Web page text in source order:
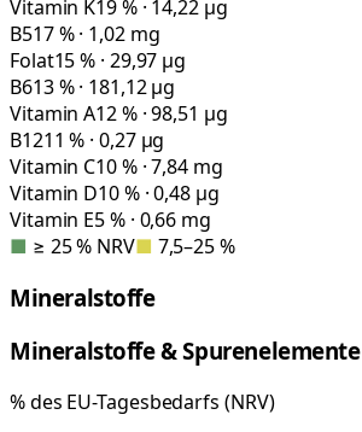
Vitamin K19 % · 14,22 µg
B517 % · 1,02 mg
Folat15 % · 29,97 µg
B613 % · 181,12 µg
Vitamin A12 % · 98,51 µg
B1211 % · 0,27 µg
Vitamin C10 % · 7,84 mg
Vitamin D10 % · 0,48 µg
Vitamin E5 % · 0,66 mg
■ ≥ 25 % NRV■ 7,5–25 %
Mineralstoffe
Mineralstoffe & Spurenelemente
% des EU-Tagesbedarfs (NRV)